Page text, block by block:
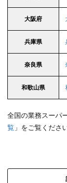
大阪府
兵庫県
奈良県
和歌山県
全国の業務スーパ
覧 」をご覧ください